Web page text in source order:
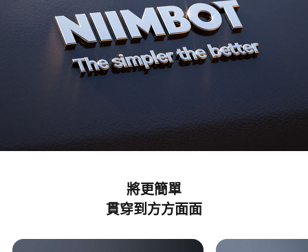
將更簡單​
貫穿到方方面面​